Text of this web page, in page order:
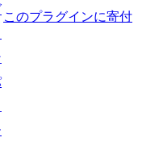
このプラグインに寄付